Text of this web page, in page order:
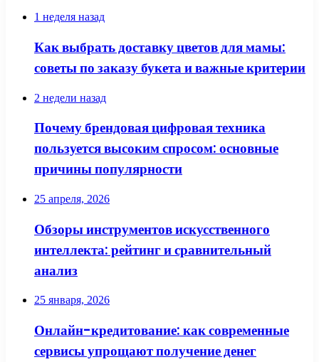
1 неделя назад
Как выбрать доставку цветов для мамы:
советы по заказу букета и важные критерии
2 недели назад
Почему брендовая цифровая техника
пользуется высоким спросом: основные
причины популярности
25 апреля, 2026
Обзоры инструментов искусственного
интеллекта: рейтинг и сравнительный
анализ
25 января, 2026
Онлайн-кредитование: как современные
сервисы упрощают получение денег